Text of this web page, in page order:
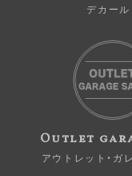
デカール
Outlet
アウトレット・ガ